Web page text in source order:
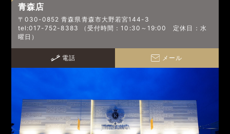
青森店
〒030-0852 青森県青森市大野若宮144-3
tel:017-752-8383 （受付時間：10:30～19:00 定休日：水
曜日）
電話 メール